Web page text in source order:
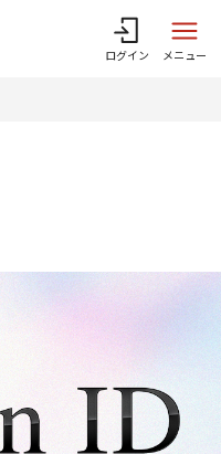
ログイン メニュー